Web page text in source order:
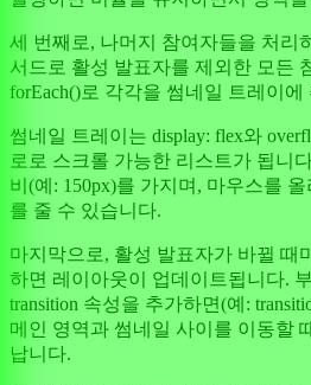
세 번째로, 나머지 참여자들을 처리
서드로 활성 발표자를 제외한 모든
forEach()로 각각을 썸네일 트레이에
썸네일 트레이는 display: flex와
로로 스크롤 가능한 리스트가 됩니
비(예: 150px)를 가지며, 마우스를
를 줄 수 있습니다.
마지막으로, 활성 발표자가 바뀔 때
하면 레이아웃이 업데이트됩니다.
transition 속성을 추가하면(예:
메인 영역과 썸네일 사이를 이동할
납니다.